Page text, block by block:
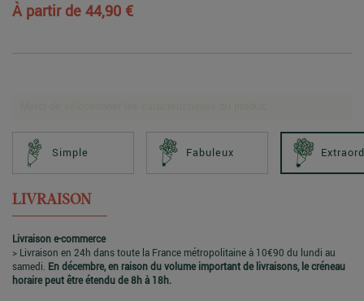
À partir de44,90 €
Simple Fabuleux
LIVRAISON
Livraison e-commerce
> Livraison en 24h dans toute la France métropolitaine à 10€90 du lundi au
samedi. En décembre, en raison du volume important de livraisons, le créneau
horaire peut être étendu de 8h à 18h.